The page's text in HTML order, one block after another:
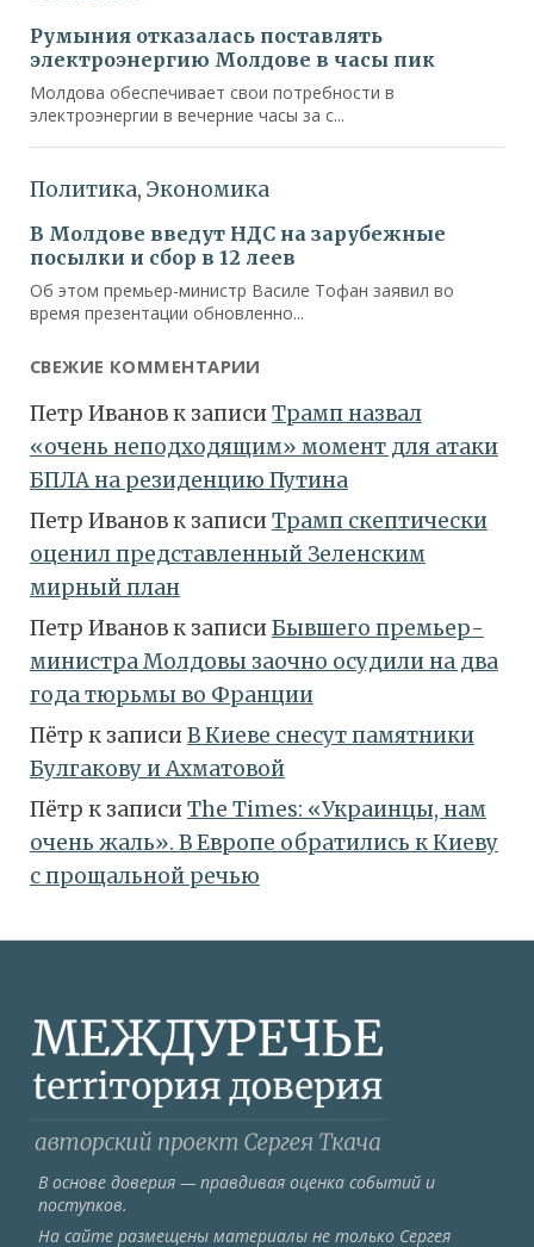
СВЕЖИЕ КОММЕНТАРИИ
Петр Ивановк записиТрамп назвал
«очень неподходящим» момент для атаки
БПЛА на резиденцию Путина
Петр Ивановк записиТрамп скептически
оценил представленный Зеленским
мирный план
Петр Ивановк записиБывшего премьер-
министра Молдовы заочно осудили на два
года тюрьмы во Франции
Пётр к записиВ Киеве снесут памятники
Булгакову и Ахматовой
Пётр к записиТhe Times: «Украинцы, нам
очень жаль». В Европе обратились к Киеву
с прощальной речью
В основе доверия — правдивая оценка событий и
поступков.
На сайте размещены материалы не только Сергея